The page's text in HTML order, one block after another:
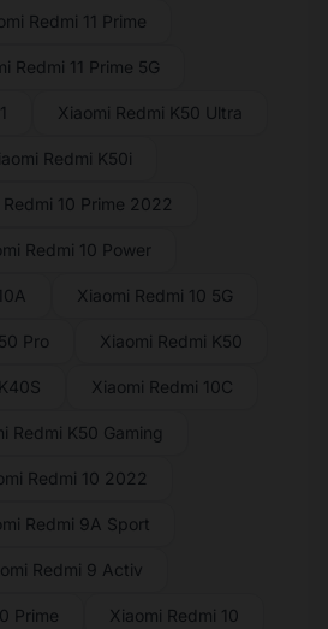
Redmi 11 Prime
Redmi 11 Prime 5G
Xiaomi Redmi K50 Ultra
Redmi K50i
Redmi 10 Prime 2022
Redmi 10 Power
Xiaomi Redmi 10 5G
Pro Xiaomi Redmi K50
Xiaomi Redmi 10C
Redmi K50 Gaming
Redmi 10 2022
Redmi 9A Sport
Redmi 9 Activ
Prime Xiaomi Redmi 10